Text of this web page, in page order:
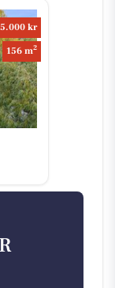
kr
156 m2